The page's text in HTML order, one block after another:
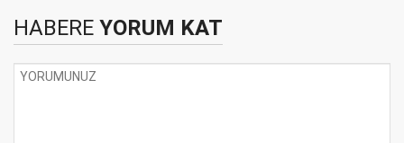
HABERE YORUM KAT